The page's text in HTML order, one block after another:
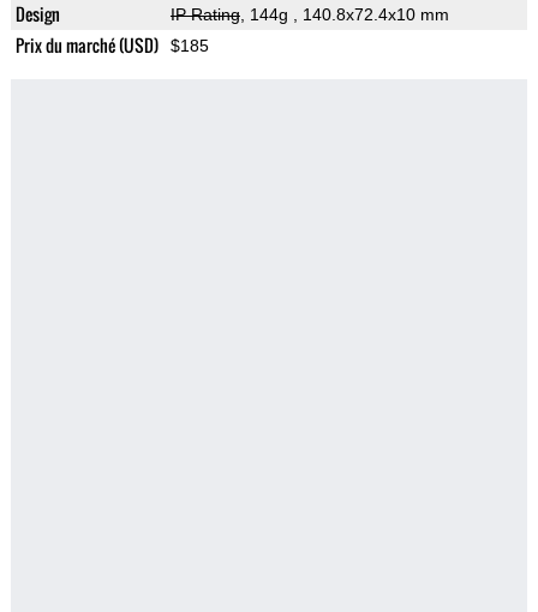
Design IP Rating, 144g , 140.8x72.4x10 mm
Prix du marché (USD) $185